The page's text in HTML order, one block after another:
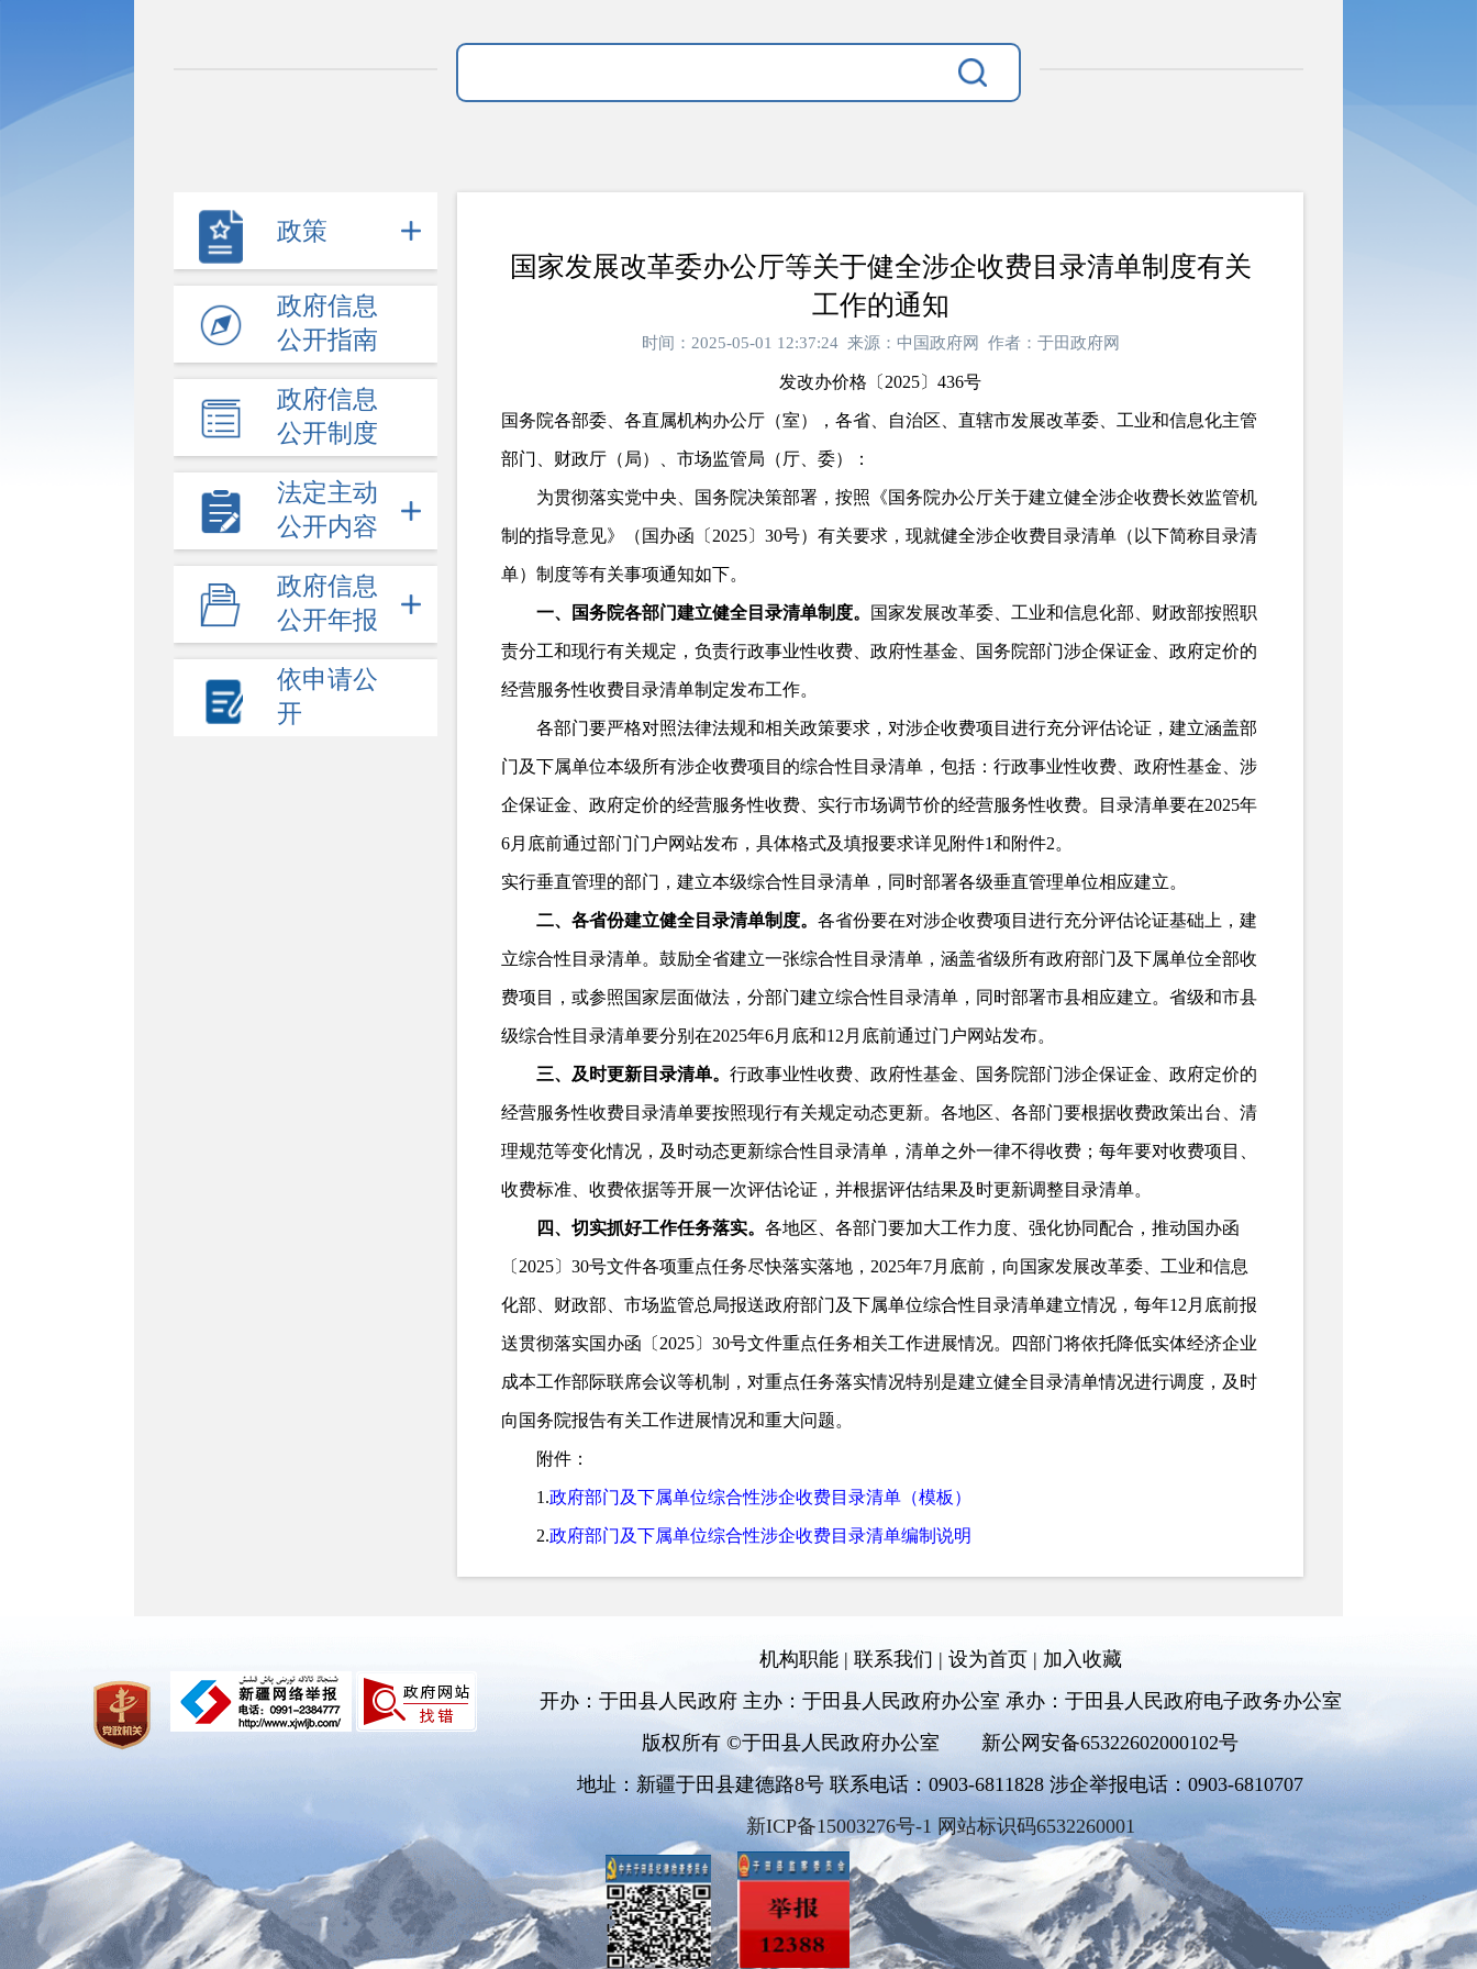
政策
政府信息
公开指南
政府信息
公开制度
法定主动
公开内容
政府信息
公开年报
依申请公
开
国家发展改革委办公厅等关于健全涉企收费目录清单制度有关
工作的通知
时间：2025-05-01 12:37:24 来源：中国政府网 作者：于田政府网
发改办价格〔2025〕436号
国务院各部委、各直属机构办公厅（室），各省、自治区、直辖市发展改革委、工业和信息化主管
部门、财政厅（局）、市场监管局（厅、委）：
为贯彻落实党中央、国务院决策部署，按照《国务院办公厅关于建立健全涉企收费长效监管机
制的指导意见》（国办函〔2025〕30号）有关要求，现就健全涉企收费目录清单（以下简称目录清
单）制度等有关事项通知如下。
一、国务院各部门建立健全目录清单制度。 国家发展改革委、工业和信息化部、财政部按照职
责分工和现行有关规定，负责行政事业性收费、政府性基金、国务院部门涉企保证金、政府定价的
经营服务性收费目录清单制定发布工作。
各部门要严格对照法律法规和相关政策要求，对涉企收费项目进行充分评估论证，建立涵盖部
门及下属单位本级所有涉企收费项目的综合性目录清单，包括：行政事业性收费、政府性基金、涉
企保证金、政府定价的经营服务性收费、实行市场调节价的经营服务性收费。目录清单要在2025年
6月底前通过部门门户网站发布，具体格式及填报要求详见附件1和附件2。
实行垂直管理的部门，建立本级综合性目录清单，同时部署各级垂直管理单位相应建立。
二、各省份建立健全目录清单制度。 各省份要在对涉企收费项目进行充分评估论证基础上，建
立综合性目录清单。鼓励全省建立一张综合性目录清单，涵盖省级所有政府部门及下属单位全部收
费项目，或参照国家层面做法，分部门建立综合性目录清单，同时部署市县相应建立。省级和市县
级综合性目录清单要分别在2025年6月底和12月底前通过门户网站发布。
三、及时更新目录清单。 行政事业性收费、政府性基金、国务院部门涉企保证金、政府定价的
经营服务性收费目录清单要按照现行有关规定动态更新。各地区、各部门要根据收费政策出台、清
理规范等变化情况，及时动态更新综合性目录清单，清单之外一律不得收费；每年要对收费项目、
收费标准、收费依据等开展一次评估论证，并根据评估结果及时更新调整目录清单。
四、切实抓好工作任务落实。 各地区、各部门要加大工作力度、强化协同配合，推动国办函
〔2025〕30号文件各项重点任务尽快落实落地，2025年7月底前，向国家发展改革委、工业和信息
化部、财政部、市场监管总局报送政府部门及下属单位综合性目录清单建立情况，每年12月底前报
送贯彻落实国办函〔2025〕30号文件重点任务相关工作进展情况。四部门将依托降低实体经济企业
成本工作部际联席会议等机制，对重点任务落实情况特别是建立健全目录清单情况进行调度，及时
向国务院报告有关工作进展情况和重大问题。
附件：
1.政府部门及下属单位综合性涉企收费目录清单（模板）
2.政府部门及下属单位综合性涉企收费目录清单编制说明
市场监管总局办公厅
财政部办公厅
来源链接：https://www.gov.cn/zhengce/zhengceku/202505/content_7022121.htm
机构职能| 联系我们 | 设为首页| 加入收藏
开办：于田县人民政府 主办：于田县人民政府办公室 承办：于田县人民政府电子政务办公室
版权所有 ©于田县人民政府办公室
新公网安备65322602000102号
地址：新疆于田县建德路8号 联系电话：0903-6811828 涉企举报电话：0903-6810707
新ICP备15003276号-1 网站标识码6532260001